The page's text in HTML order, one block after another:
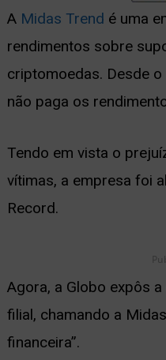
A Midas Trend é uma
rendimentos sobre
criptomoedas. Desde
não paga os
Tendo em vista o
vítimas, a empresa foi
Record.
Agora, a Globo expôs
filial, chamando a
financeira”.